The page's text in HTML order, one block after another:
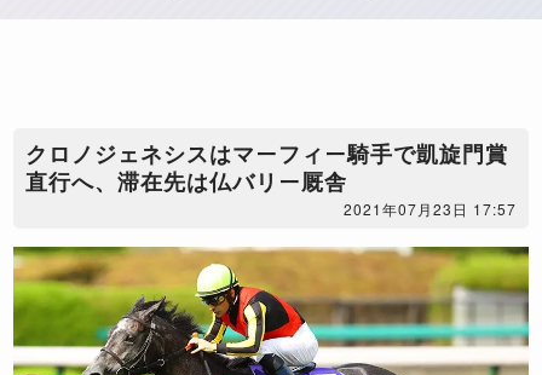
クロノジェネシスはマーフィー騎手で凱旋門賞
直行へ、滞在先は仏バリー厩舎
2021年07月23日 17:57